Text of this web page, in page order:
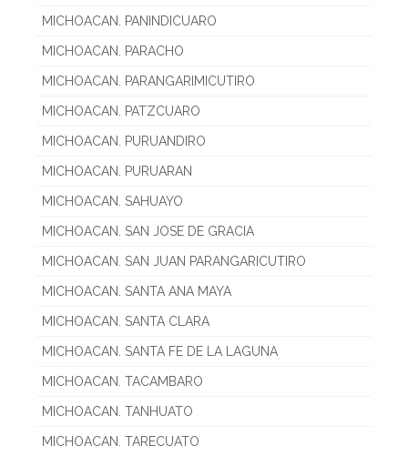
MICHOACAN. PANINDICUARO
MICHOACAN. PARACHO
MICHOACAN. PARANGARIMICUTIRO
MICHOACAN. PATZCUARO
MICHOACAN. PURUANDIRO
MICHOACAN. PURUARAN
MICHOACAN. SAHUAYO
MICHOACAN. SAN JOSE DE GRACIA
MICHOACAN. SAN JUAN PARANGARICUTIRO
MICHOACAN. SANTA ANA MAYA
MICHOACAN. SANTA CLARA
MICHOACAN. SANTA FE DE LA LAGUNA
MICHOACAN. TACAMBARO
MICHOACAN. TANHUATO
MICHOACAN. TARECUATO